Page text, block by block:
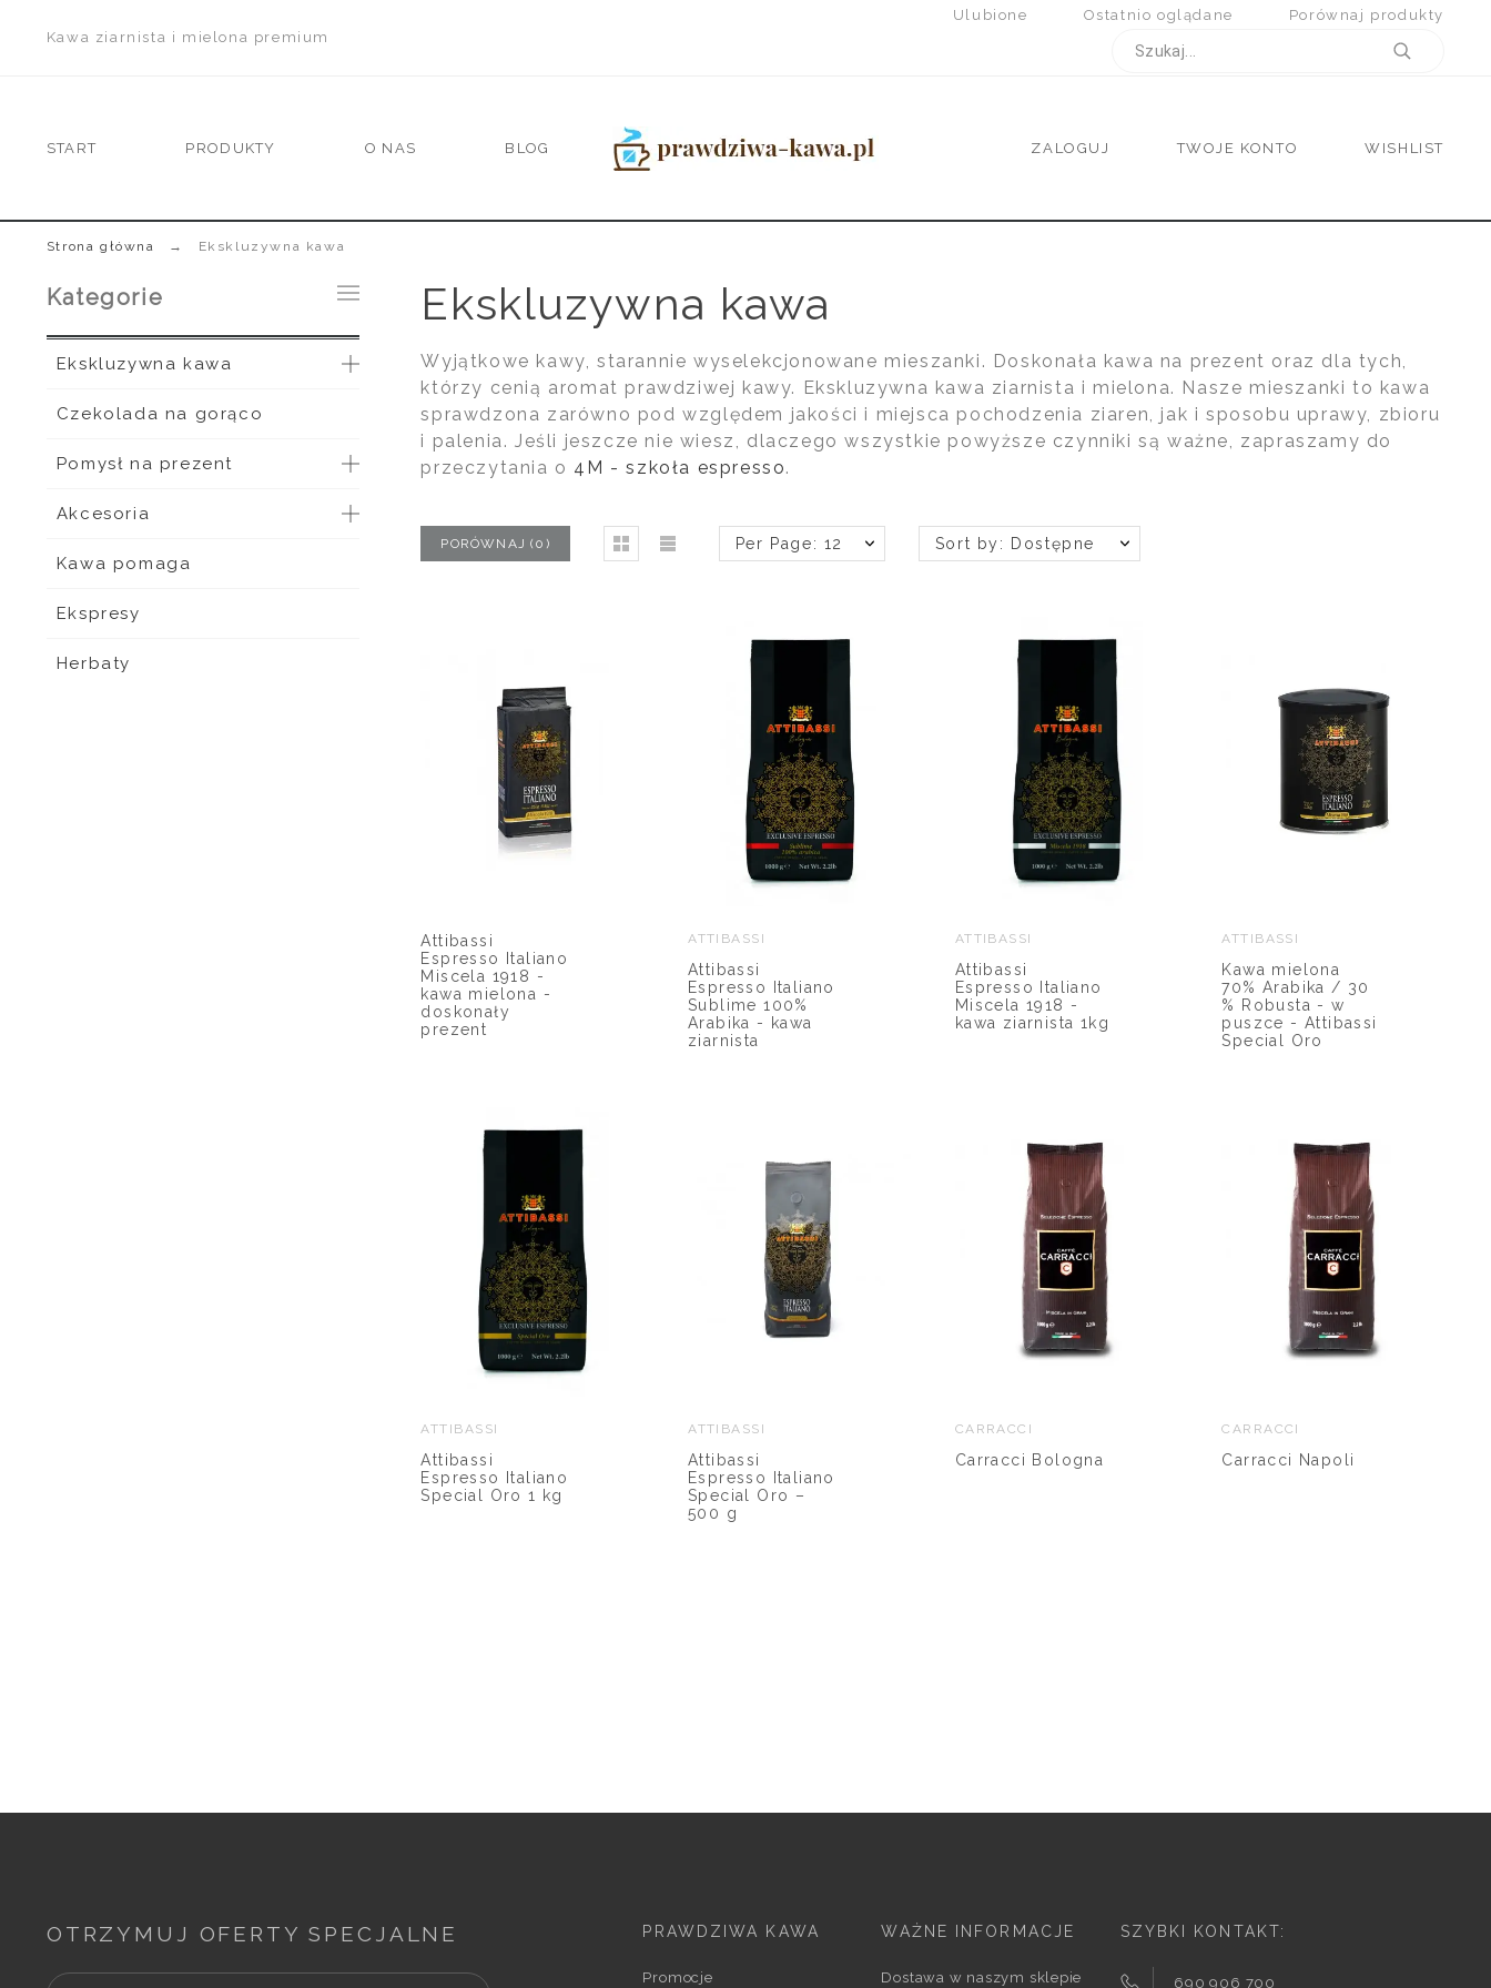
Kawa ziarnista i mielona premium
Ostatnio oglądane Porównaj produkty
Ulubione
START PRODUKTY O NAS BLOG ZALOGUJ TWOJE KONTO WISHLIST
Strona główna Ekskluzywna kawa
Kategorie
Ekskluzywna kawa
Czekolada na gorąco
Pomysł na prezent
Akcesoria
Kawa pomaga
Ekspresy
Herbaty
Ekskluzywna kawa
Wyjątkowe kawy, starannie wyselekcjonowane mieszanki. Doskonała kawa na prezent oraz dla tych,
którzy cenią aromat prawdziwej kawy. Ekskluzywna kawa ziarnista i mielona. Nasze mieszanki to kawa
sprawdzona zarówno pod względem jakości i miejsca pochodzenia ziaren, jak i sposobu uprawy, zbioru
i palenia. Jeśli jeszcze nie wiesz, dlaczego wszystkie powyższe czynniki są ważne, zapraszamy do
przeczytania o 4M - szkoła espresso.
PORÓWNAJ ( 0 ) Per Page: 12 Sort by: Dostępne
Attibassi
Espresso Italiano
Miscela 1918 -
kawa mielona -
doskonały
prezent
ATTIBASSI
Attibassi
Espresso Italiano
Sublime 100%
Arabika - kawa
ziarnista
ATTIBASSI
Attibassi
Espresso Italiano
Miscela 1918 -
kawa ziarnista 1kg
ATTIBASSI
Kawa mielona
70% Arabika / 30
% Robusta - w
puszce - Attibassi
Special Oro
ATTIBASSI
Attibassi
Espresso Italiano
Special Oro 1 kg
ATTIBASSI
Attibassi
Espresso Italiano
Special Oro –
500 g
CARRACCI
Carracci Bologna
CARRACCI
Carracci Napoli
OTRZYMUJ OFERTY SPECJALNE PRAWDZIWA KAWA
Promocje
WAŻNE INFORMACJE
Dostawa w naszym sklepie
SZYBKI KONTAKT:
690 906 700